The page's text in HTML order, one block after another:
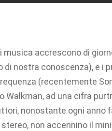
musica accrescono di
di nostra conoscenza), e i
(recentemente
Walkman, ad una cifra
nonostante ogni anno
non accennino il